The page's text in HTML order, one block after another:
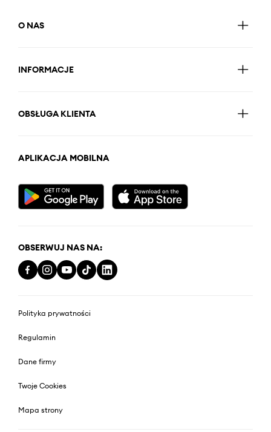
O NAS
INFORMACJE
OBSŁUGA KLIENTA
APLIKACJA MOBILNA
OBSERWUJ NAS NA:
Polityka prywatności
Regulamin
Dane firmy
Twoje Cookies
Mapa strony